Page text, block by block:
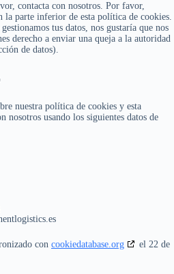
contacta con nosotros. Por favor,
la parte inferior de esta política de cookies.
tus datos, nos gustaría que nos
derecho a enviar una queja a la autoridad
de datos).
nuestra política de cookies y esta
nosotros usando los siguientes datos de
con cookiedatabase.org
el 22 de